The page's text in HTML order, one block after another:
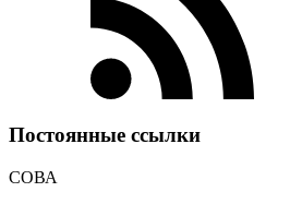
Постоянные ссылки
СОВА